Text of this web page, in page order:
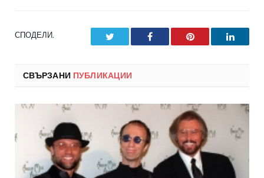
СПОДЕЛИ. Facebook Pinterest
СВЪРЗАНИ ПУБЛИКАЦИИ